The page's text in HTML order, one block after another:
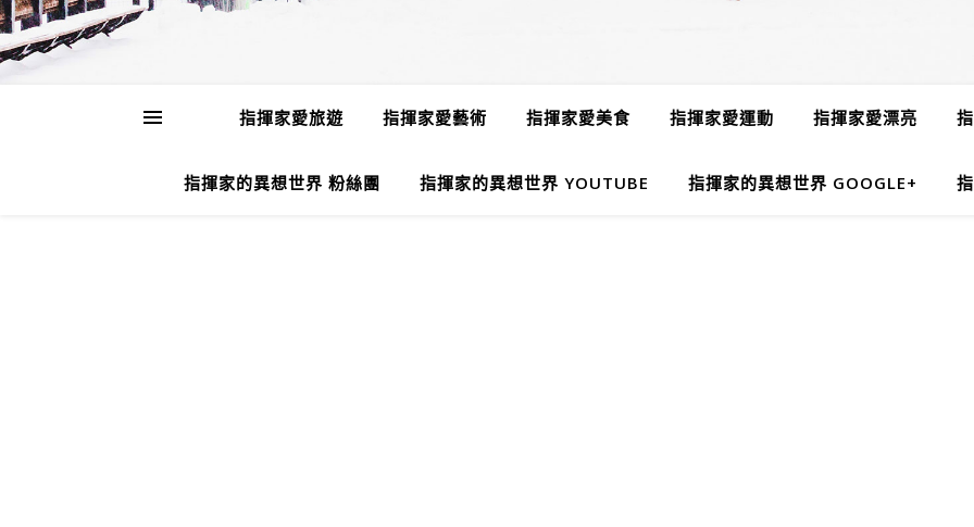
指揮家愛旅遊 指揮家愛藝術 指揮家愛美食 指揮家愛運動 指揮家愛漂亮
指揮家的異想世界 粉絲團 指揮家的異想世界 YOUTUBE 指揮家的異想世界 GOOGLE+